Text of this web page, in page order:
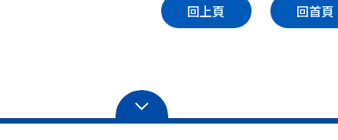
回上頁 回首頁